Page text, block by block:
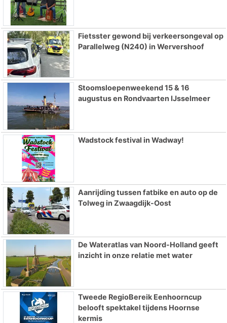
Fietsster gewond bij verkeersongeval op
Parallelweg (N240) in Wervershoof
Stoomsloepenweekend 15 & 16
augustus en Rondvaarten IJsselmeer
Wadstock festival in Wadway!
Aanrijding tussen fatbike en auto op de
Tolweg in Zwaagdijk-Oost
De Wateratlas van Noord-Holland geeft
inzicht in onze relatie met water
Tweede RegioBereik Eenhoorncup
belooft spektakel tijdens Hoornse
kermis